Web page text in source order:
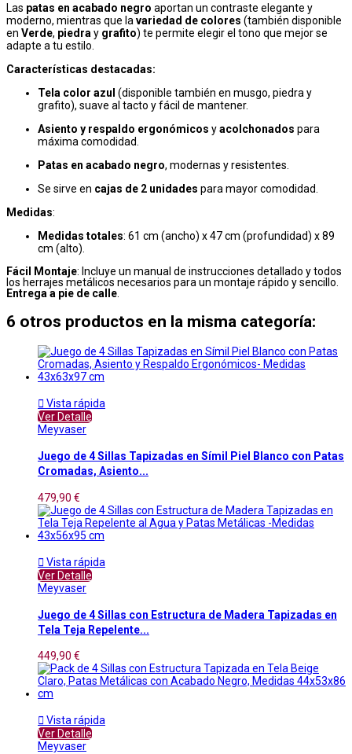
Las patas en acabado negro aportan un contraste elegante y
moderno, mientras que la variedad de colores (también disponible
en Verde, piedra y grafito) te permite elegir el tono que mejor se
adapte a tu estilo.
Características destacadas:
Tela color azul (disponible también en musgo, piedra y
grafito), suave al tacto y fácil de mantener.
Asiento y respaldo ergonómicos yacolchonados para
máxima comodidad.
Patas en acabado negro, modernas y resistentes.
Se sirve en cajas de 2 unidades para mayor comodidad.
Medidas:
Medidas totales: 61 cm (ancho) x 47 cm (profundidad) x 89
cm (alto).
Fácil Montaje: Incluye un manual de instrucciones detallado y todos
los herrajes metálicos necesarios para un montaje rápido y sencillo.
Entrega a pie de calle
6 otros productos en la misma categoría:
 Vista rápida
Ver Detalle
Meyvaser
Juego de 4 Sillas Tapizadas en Símil Piel Blanco con Patas
Cromadas, Asiento...
479,90 €
 Vista rápida
Ver Detalle
Meyvaser
Juego de 4 Sillas con Estructura de Madera Tapizadas en
Tela Teja Repelente...
449,90 €
 Vista rápida
Ver Detalle
Meyvaser